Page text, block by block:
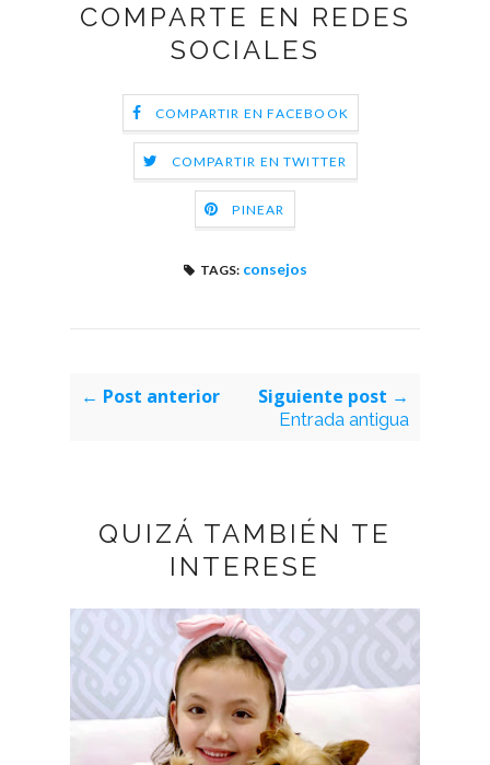
COMPARTE EN REDES
SOCIALES
COMPARTIR EN FACEBOOK
COMPARTIR EN TWITTER
PINEAR
TAGS: consejos
← Post anterior Siguiente post →
Entrada antigua
QUIZÁ TAMBIÉN TE
INTERESE